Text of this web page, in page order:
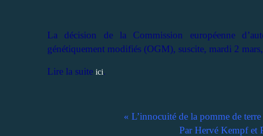
La décision de la Commission européenne
génétiquement modifiés (OGM), suscite, mardi 2
Lire la suite ici.
« L’innocuité de la pomme de
Par Hervé Kempf et